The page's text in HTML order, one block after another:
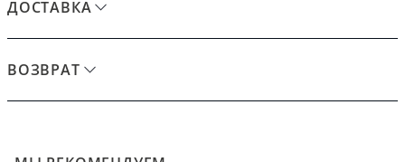
ДОСТАВКА
ВОЗВРАТ